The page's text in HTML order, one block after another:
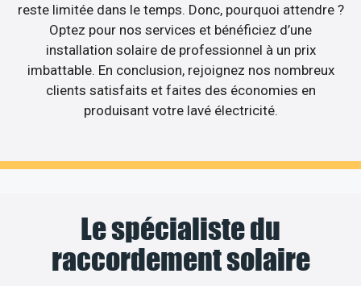
reste limitée dans le temps. Donc, pourquoi attendre ?
Optez pour nos services et bénéficiez d’une
installation solaire de professionnel à un prix
imbattable. En conclusion, rejoignez nos nombreux
clients satisfaits et faites des économies en
produisant votre lavé électricité.
Le spécialiste du
raccordement solaire